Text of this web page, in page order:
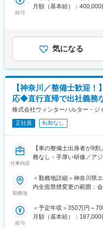
ードする経験を積むこと
管理職候補として顧客対
案まで幅広くご担当いた
売り上げ拡大のための増
■同社の製品の使用業界
【印刷／パッケージ業界】
ラベル、シール、紙器、
【電子、半導体関連】
電子基板・配線パターン
部品外観や印字品質の検査
【医薬品、ライフサイエ
【食品、化粧品、容器】
ボトル・容器・フィルム
PETカード・成形品の印
顧客からの問い合わせを
す。
給与
月額（基本給）：
ます。月給(月額)は固定
気になる
【神奈川／整備士歓迎
応◆直行直帰で出社義務
株式会社ウィンターハルター・ジ
正社員 転勤なし
仕事内容
【車の整備士出身者が9
務なし・手厚い研修／ア
◎自宅から現場への直行
◎座学＋機械組み立て分
◎車整備の工具と同じもの
◎コールセンターが別部
く、突発的なトラブルも
勤務地
＜勤務地詳細＞神奈川県
内全面禁煙変更の範囲：
給与
＜予定年収＞350万円～
月額（基本給）：